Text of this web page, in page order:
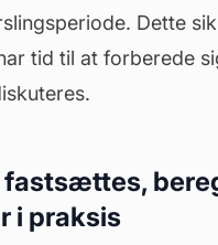
Dette
tid til at forberede
fastsættes,
i praksis